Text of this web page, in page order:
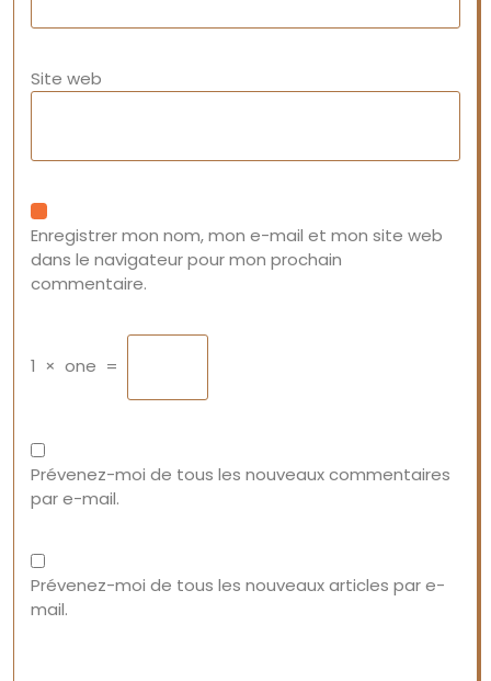
Site web
Enregistrer mon nom, mon e-mail et mon site web
dans le navigateur pour mon prochain
commentaire.
1 × one =
Prévenez-moi de tous les nouveaux commentaires
par e-mail.
Prévenez-moi de tous les nouveaux articles par e-
mail.